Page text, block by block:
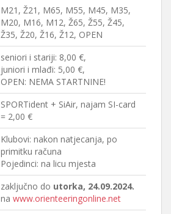
M21, Ž21, M65, M55, M45, M35,
M20, M16, M12, Ž65, Ž55, Ž45,
Ž35, Ž20, Ž16, Ž12, OPEN
seniori i stariji: 8,00 €,
juniori i mlađi: 5,00 €,
OPEN: NEMA STARTNINE!
SPORTident + SiAir, najam SI-card
= 2,00 €
Klubovi: nakon natjecanja, po
primitku računa
Pojedinci: na licu mjesta
zaključno do utorka, 24.09.2024.
na www.orienteeringonline.net